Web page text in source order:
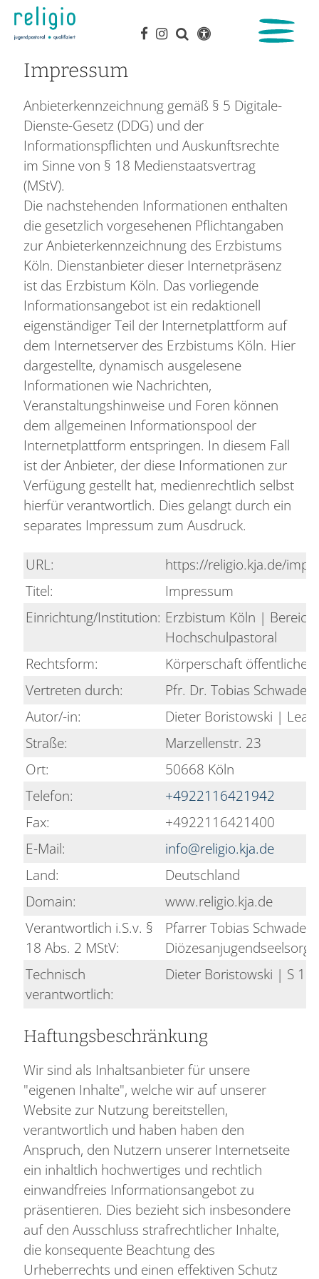
Impressum
Anbieterkennzeichnung gemäß § 5 Digitale-
Dienste-Gesetz (DDG) und der
Informationspflichten und Auskunftsrechte
im Sinne von § 18 Medienstaatsvertrag
(MStV).
Die nachstehenden Informationen enthalten
die gesetzlich vorgesehenen Pflichtangaben
zur Anbieterkennzeichnung des Erzbistums
Köln. Dienstanbieter dieser Internetpräsenz
ist das Erzbistum Köln. Das vorliegende
Informationsangebot ist ein redaktionell
eigenständiger Teil der Internetplattform auf
dem Internetserver des Erzbistums Köln. Hier
dargestellte, dynamisch ausgelesene
Informationen wie Nachrichten,
Veranstaltungshinweise und Foren können
dem allgemeinen Informationspool der
Internetplattform entspringen. In diesem Fall
ist der Anbieter, der diese Informationen zur
Verfügung gestellt hat, medienrechtlich selbst
hierfür verantwortlich. Dies gelangt durch ein
separates Impressum zum Ausdruck.
URL:
https://religio.kja.de/
Titel:
Impressum
Einrichtung/Institution: Erzbistum Köln | Bereich
Hochschulpastoral
Rechtsform:
Körperschaft öffentlichen
Vertreten durch:
Pfr. Dr. Tobias
Autor/-in:
Dieter Boristowski | Lea
Straße:
Marzellenstr. 23
Ort:
50668 Köln
Telefon:
+4922116421942
Fax:
+4922116421400
E-Mail:
info@religio.kja.de
Land:
Deutschland
Domain:
www.religio.kja.de
Verantwortlich i.S.v. §
18 Abs. 2 MStV:
Pfarrer Tobias
Technisch
verantwortlich:
Dieter Boristowski | S 11
Haftungsbeschränkung
Wir sind als Inhaltsanbieter für unsere
"eigenen Inhalte", welche wir auf unserer
Website zur Nutzung bereitstellen,
verantwortlich und haben haben den
Anspruch, den Nutzern unserer Internetseite
ein inhaltlich hochwertiges und rechtlich
einwandfreies Informationsangebot zu
präsentieren. Dies bezieht sich insbesondere
auf den Ausschluss strafrechtlicher Inhalte,
die konsequente Beachtung des
Urheberrechts und einen effektiven Schutz